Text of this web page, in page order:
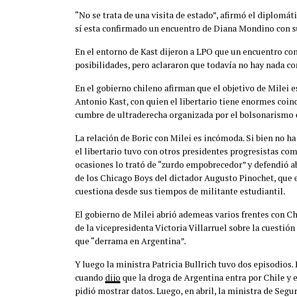
“No se trata de una visita de estado”, afirmó el
sí esta confirmado un encuentro de Diana Mondino con
En el entorno de Kast dijeron a LPO que un encuentro
posibilidades, pero aclararon que todavía no hay nada
En el gobierno chileno afirman que el objetivo de Milei
Antonio Kast, con quien el libertario tiene enormes
cumbre de ultraderecha organizada por el bolsonarismo
La relación de Boric con Milei es incómoda. Si bien no
el libertario tuvo con otros presidentes progresistas
ocasiones lo trató de “zurdo empobrecedor” y defendió
de los Chicago Boys del dictador Augusto Pinochet,
cuestiona desde sus tiempos de militante estudiantil.
El gobierno de Milei abrió ademeas varios frentes con
de la vicepresidenta Victoria Villarruel sobre la cuestión
que “derrama en Argentina”.
Y luego la ministra Patricia Bullrich tuvo dos episodios.
cuando dijo que la droga de Argentina entra por Chile
pidió mostrar datos. Luego, en abril, la ministra de